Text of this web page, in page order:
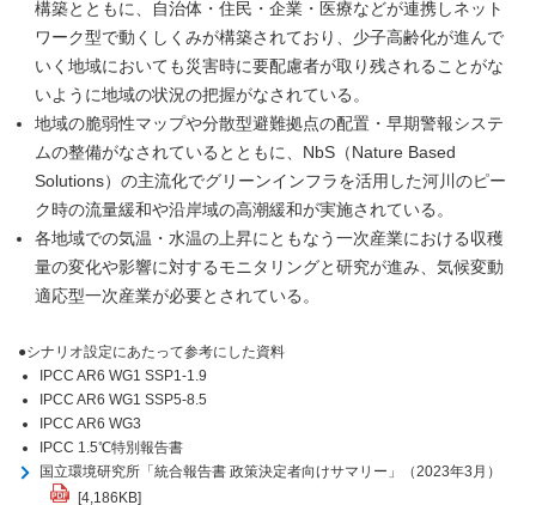
構築とともに、自治体・住民・企業・医療などが連携しネット
ワーク型で動くしくみが構築されており、少子高齢化が進んで
いく地域においても災害時に要配慮者が取り残されることがな
いように地域の状況の把握がなされている。
地域の脆弱性マップや分散型避難拠点の配置・早期警報システ
ムの整備がなされているとともに、NbS（Nature Based
Solutions）の主流化でグリーンインフラを活用した河川のピー
ク時の流量緩和や沿岸域の高潮緩和が実施されている。
各地域での気温・水温の上昇にともなう一次産業における収穫
量の変化や影響に対するモニタリングと研究が進み、気候変動
適応型一次産業が必要とされている。
●シナリオ設定にあたって参考にした資料
IPCC AR6 WG1 SSP1-1.9
IPCC AR6 WG1 SSP5-8.5
IPCC AR6 WG3
IPCC 1.5℃特別報告書
国立環境研究所「統合報告書 政策決定者向けサマリー」（2023年3月）
[4,186KB]